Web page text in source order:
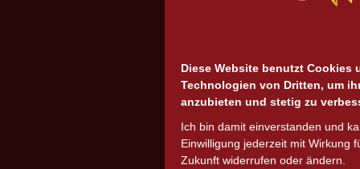
Diese Website benutzt Cookies
Technologien von Dritten, um
anzubieten und stetig zu
Ich bin damit einverstanden und
Einwilligung jederzeit mit Wirkung
Zukunft widerrufen oder ändern.